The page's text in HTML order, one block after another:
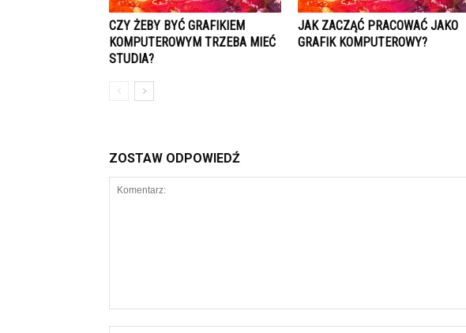
CZY ŻEBY BYĆ GRAFIKIEM
KOMPUTEROWYM TRZEBA MIEĆ
STUDIA?
JAK ZACZĄĆ PRACOWAĆ JAKO
GRAFIK KOMPUTEROWY?
ZOSTAW ODPOWIEDŹ